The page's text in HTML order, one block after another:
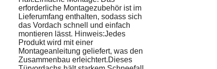
erforderliche Montagezubehör ist im
Lieferumfang enthalten, sodass sich
das Vordach schnell und einfach
montieren lässt. Hinweis:Jedes
Produkt wird mit einer
Montageanleitung geliefert, was den
Zusammenbau erleichtert.​Dieses